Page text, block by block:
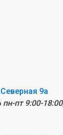
9а
пн-пт 9:00-